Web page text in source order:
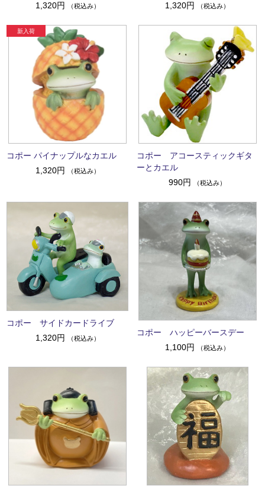
1,320円
（税込み）
1,320円
（税込み）
コポー パイナップルなカエル
1,320円
（税込み）
コポー アコースティックギタ
ーとカエル
990円
（税込み）
コポー サイドカードライブ
1,320円
（税込み）
コポー ハッピーバースデー
1,100円
（税込み）